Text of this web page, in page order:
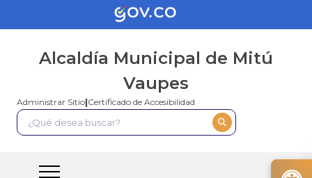
Alcaldía Municipal de Mitú
Vaupes
Administrar Sitio|Certificado de Accesibilidad